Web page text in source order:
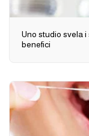
Uno studio svela
benefici